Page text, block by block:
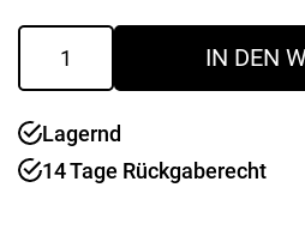
Dekopilz
10
Menge
IN DEN
Lagernd
14 Tage Rückgaberecht